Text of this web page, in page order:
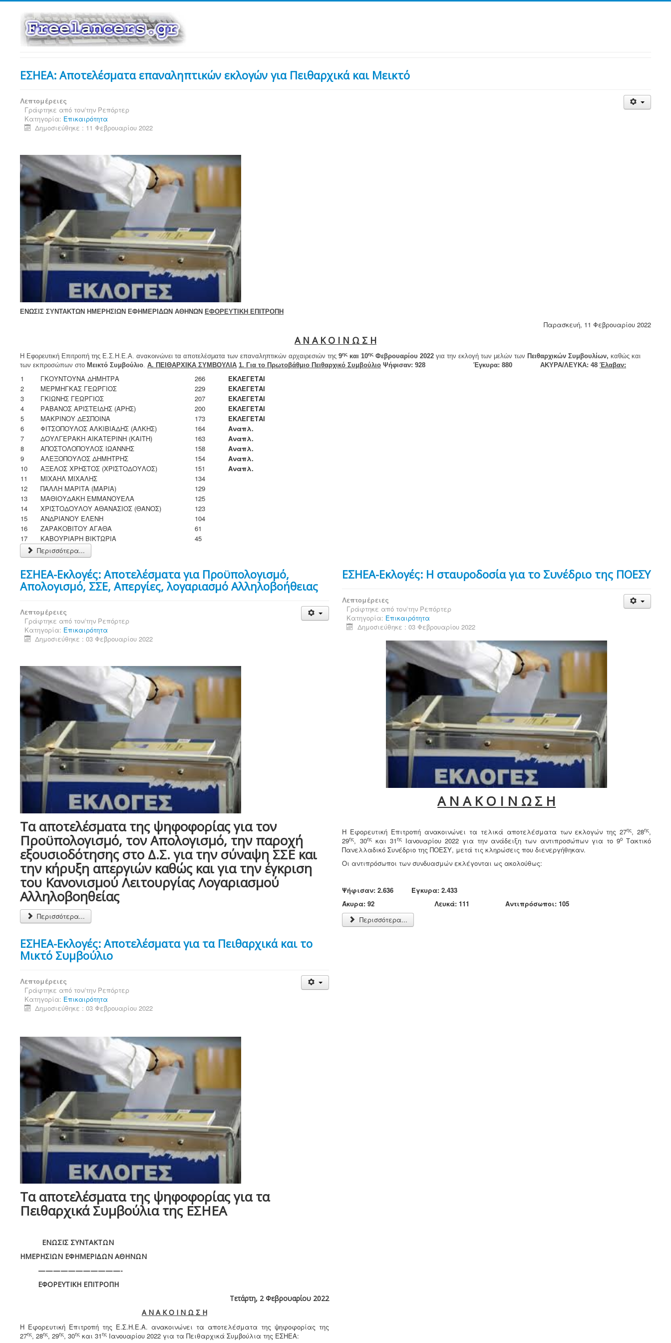
ΕΣΗΕΑ: Αποτελέσματα επαναληπτικών εκλογών για Πειθαρχικά και Μεικτό
Λεπτομέρειες
Γράφτηκε από τον/την Ρεπόρτερ
Κατηγορία: Επικαιρότητα
Δημοσιεύθηκε : 11 Φεβρουαρίου 2022
ENΩΣΙΣ ΣΥΝΤΑΚΤΩΝ ΗΜΕΡΗΣΙΩΝ ΕΦΗΜΕΡΙΔΩΝ ΑΘΗΝΩΝ ΕΦΟΡΕΥΤΙΚΗ ΕΠΙΤΡΟΠΗ
Παρασκευή, 11 Φεβρουαρίου 2022
Α Ν Α Κ Ο Ι Ν Ω Σ Η
Η Εφορευτική Επιτροπή της Ε.Σ.Η.Ε.Α. ανακοινώνει τα αποτελέσματα των επαναληπτικών αρχαιρεσιών της 9ης και 10ης Φεβρουαρίου 2022 για την εκλογή των μελών των Πειθαρχικών Συμβουλίων, καθώς και
των εκπροσώπων στο Μεικτό Συμβούλιο Α. ΠΕΙΘΑΡΧΙΚΑ ΣΥΜΒΟΥΛΙΑ 1. Για το Πρωτοβάθμιο Πειθαρχικό Συμβούλιο Ψήφισαν: 928 Έγκυρα: 880 ΑΚΥΡΑ/ΛΕΥΚΑ: 48 Έλαβαν:
1 ΓΚΟΥΝΤΟΥΝΑ ΔΗΜΗΤΡΑ 266
ΕΚΛΕΓΕΤΑΙ
2
ΜΕΡΜΗΓΚΑΣ ΓΕΩΡΓΙΟΣ 229
ΕΚΛΕΓΕΤΑΙ
3
ΓΚΙΩΝΗΣ ΓΕΩΡΓΙΟΣ 207
ΕΚΛΕΓΕΤΑΙ
4
ΡΑΒΑΝΟΣ ΑΡΙΣΤΕΙΔΗΣ (ΑΡΗΣ) 200
ΕΚΛΕΓΕΤΑΙ
5
ΜΑΚΡΙΝΟΥ ΔΕΣΠΟΙΝΑ 173
ΕΚΛΕΓΕΤΑΙ
6
ΦΙΤΣΟΠΟΥΛΟΣ ΑΛΚΙΒΙΑΔΗΣ (ΑΛΚΗΣ) 164
Αναπλ.
7
ΔΟΥΛΓΕΡΑΚΗ ΑΙΚΑΤΕΡΙΝΗ (ΚΑΙΤΗ) 163
Αναπλ.
8
ΑΠΟΣΤΟΛΟΠΟΥΛΟΣ ΙΩΑΝΝΗΣ 158
Αναπλ.
9
ΑΛΕΞΟΠΟΥΛΟΣ ΔΗΜΗΤΡΗΣ 154
Αναπλ.
10
ΑΞΕΛΟΣ ΧΡΗΣΤΟΣ (ΧΡΙΣΤΟΔΟΥΛΟΣ) 151
Αναπλ.
11
ΜΙΧΑΗΛ ΜΙΧΑΛΗΣ
134
12
ΠΑΛΛΗ ΜΑΡΙΤΑ (ΜΑΡΙΑ)
129
13
ΜΑΘΙΟΥΔΑΚΗ ΕΜΜΑΝΟΥΕΛΑ
125
14
ΧΡΙΣΤΟΔΟΥΛΟΥ ΑΘΑΝΑΣΙΟΣ (ΘΑΝΟΣ)
123
15
ΑΝΔΡΙΑΝΟΥ ΕΛΕΝΗ
104
16
ΖΑΡΑΚΟΒΙΤΟΥ ΑΓΑΘΑ
61
17
ΚΑΒΟΥΡΙΑΡΗ ΒΙΚΤΩΡΙΑ
45
Περισσότερα...
ΕΣΗΕΑ-Εκλογές: Αποτελέσματα για Προϋπολογισμό,
Απολογισμό, ΣΣΕ, Απεργίες, λογαριασμό Αλληλοβοήθειας
Λεπτομέρειες
Γράφτηκε από τον/την Ρεπόρτερ
Κατηγορία: Επικαιρότητα
Δημοσιεύθηκε : 03 Φεβρουαρίου 2022
Τα αποτελέσματα της ψηφοφορίας για τον
Προϋπολογισμό, τον Απολογισμό, την παροχή
εξουσιοδότησης στο Δ.Σ. για την σύναψη ΣΣΕ και
την κήρυξη απεργιών καθώς και για την έγκριση
του Κανονισμού Λειτουργίας Λογαριασμού
Αλληλοβοηθείας
Περισσότερα...
ΕΣΗΕΑ-Εκλογές: Η σταυροδοσία για το Συνέδριο της ΠΟΕΣΥ
Λεπτομέρειες
Γράφτηκε από τον/την Ρεπόρτερ
Κατηγορία: Επικαιρότητα
Δημοσιεύθηκε : 03 Φεβρουαρίου 2022
Α Ν Α Κ Ο Ι Ν Ω Σ Η
Η Εφορευτική Επιτροπή ανακοινώνει τα τελικά αποτελέσματα των εκλογών της 27ης, 28ης,
29ης, 30ηςκαι 31ηςΙανουαρίου 2022 για την ανάδειξη των αντιπροσώπων για το 9οΤακτικό
Πανελλαδικό Συνέδριο της ΠΟΕΣΥ, μετά τις κληρώσεις που διενεργήθηκαν.
Οι αντιπρόσωποι των συνδυασμών εκλέγονται ως ακολούθως:
Ψήφισαν: 2.636 Έγκυρα: 2.433
Άκυρα: 92 Λευκά: 111 Αντιπρόσωποι: 105
Περισσότερα...
ΕΣΗΕΑ-Εκλογές: Αποτελέσματα για τα Πειθαρχικά και το
Μικτό Συμβούλιο
Λεπτομέρειες
Γράφτηκε από τον/την Ρεπόρτερ
Κατηγορία: Επικαιρότητα
Δημοσιεύθηκε : 03 Φεβρουαρίου 2022
Τα αποτελέσματα της ψηφοφορίας για τα
Πειθαρχικά Συμβούλια της ΕΣΗΕΑ
ENΩΣΙΣ ΣΥΝΤΑΚΤΩΝ
ΗΜΕΡΗΣΙΩΝ ΕΦΗΜΕΡΙΔΩΝ ΑΘΗΝΩΝ
———————————-
ΕΦΟΡΕΥΤΙΚΗ ΕΠΙΤΡΟΠΗ
Τετάρτη, 2 Φεβρουαρίου 2022
Α Ν Α Κ Ο Ι Ν Ω Σ Η
Η Εφορευτική Επιτροπή της Ε.Σ.Η.Ε.Α. ανακοινώνει τα αποτελέσματα της ψηφοφορίας της
27ης, 28ης, 29ης, 30ης και 31ης Ιανουαρίου 2022 για τα Πειθαρχικά Συμβούλια της ΕΣΗΕΑ: